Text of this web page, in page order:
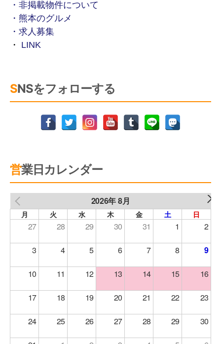
・非掲載物件について
・熊本のグルメ
・求人募集
・ LINK
SNSをフォローする
営業日カレンダー
2026年 8月
月 火 水 木 金 土 日
27 28 29 30 31 1 2
3 4 5 6 7 8 9
10 11 12 13 14 15 16
17 18 19 20 21 22 23
24 25 26 27 28 29 30